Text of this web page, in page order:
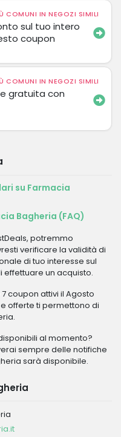
COMUNI IN NEGOZI SIMILI
sul tuo intero
coupon
COMUNI IN NEGOZI SIMILI
gratuita con
su Farmacia
Bagheria (FAQ)
potremmo
verificare la validità di
di tuo interesse sul
un acquisto.
coupon attivi il Agosto
offerte ti permettono di
al momento?
sempre delle notifiche
sarà disponibile.